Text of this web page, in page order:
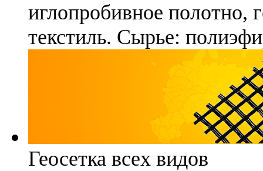
иглопробивное полотно,
текстиль. Сырье:
Геосетка всех видов